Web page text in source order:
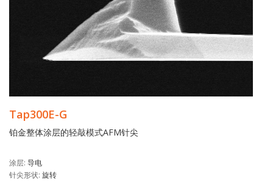
Tap300E-G
铂金整体涂层的轻敲模式AFM针尖
涂层: 导电
针尖形状: 旋转